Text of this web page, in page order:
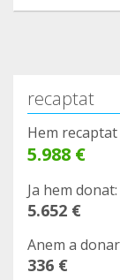
https://
3303/
11929357941
7
https://
852211/
8
https://
eta/posts/
recaptat
Hem
5.988 €
Ja hem donat:
5.652 €
Anem a
336 €